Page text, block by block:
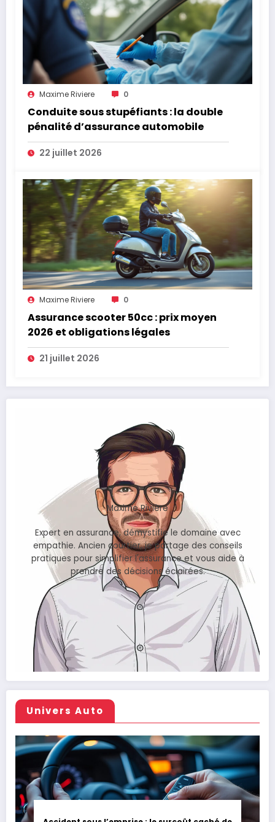
Maxime Riviere 0
Conduite sous stupéfiants : la double
pénalité d’assurance automobile
22 juillet 2026
Maxime Riviere 0
Assurance scooter 50cc : prix moyen
2026 et obligations légales
21 juillet 2026
Maxime Rivière
Expert en assurance, démystifie le domaine avec
empathie. Ancien courtier, je partage des conseils
pratiques pour simplifier l'assurance et vous aide à
prendre des décisions éclairées.
Univers Auto